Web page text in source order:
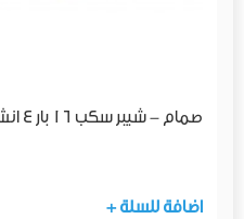
صمام - شيبر سكب 16 بار 4 انش | Gate Valve
+ اضافة للسلة